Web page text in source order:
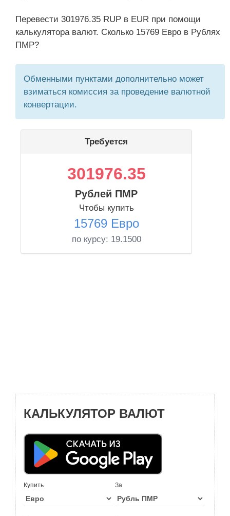
Перевести 301976.35 RUP в EUR при помощи
калькулятора валют. Сколько 15769 Евро в Рублях
ПМР?
Обменными пунктами дополнительно может
взиматься комиссия за проведение валютной
конвертации.
Требуется
301976.35
Рублей ПМР
Чтобы купить
15769 Евро
по курсу: 19.1500
КАЛЬКУЛЯТОР ВАЛЮТ
Купить За